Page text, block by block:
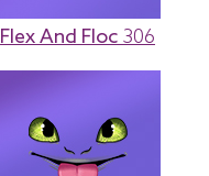
Flex And Floc 306